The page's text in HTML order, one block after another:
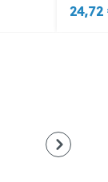
5 étoiles
Ilone